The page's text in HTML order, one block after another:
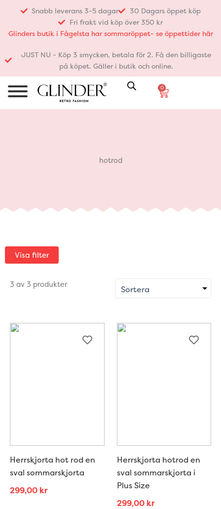
innehåll
Snabb leverans 3-5 dagar
30 Dagars öppet köp
Fri frakt vid köp över 350 kr
Glinders butik i Fågelsta har sommaröppet- se öppettider här
JUST NU - Köp 3 smycken, betala för 2. Få den billigaste
på köpet. Gäller i butik och online.
0
Varukorg
hotrod
Visa filter
3 av 3 produkter
Herrskjorta hot rod en
sval sommarskjorta
299,00 kr
Herrskjorta hotrod en
sval sommarskjorta i
Plus Size
299,00 kr